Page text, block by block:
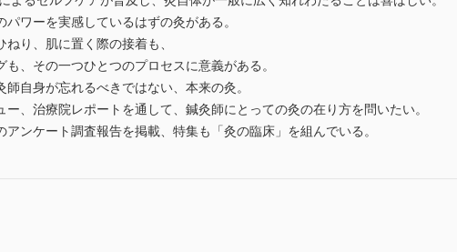
ワーを実感しているはずの灸がある。
り、肌に置く際の接着も、
、その一つひとつのプロセスに意義がある。
自身が忘れるべきではない、本来の灸。
、治療院レポートを通して、鍼灸師にとっての灸の在り方を問いたい。
ンケート調査報告を掲載、特集も「灸の臨床」を組んでいる。